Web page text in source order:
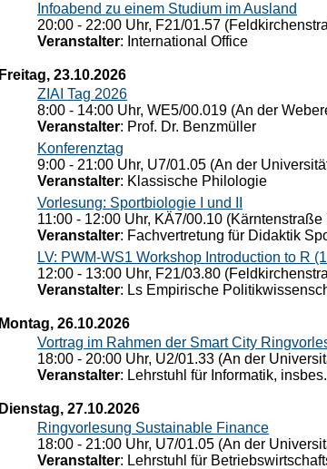
Infoabend zu einem Studium im Ausland
20:00 - 22:00 Uhr, F21/01.57
Veranstalter: International Office
Freitag, 23.10.2026
ZIAI Tag 2026
8:00 - 14:00 Uhr, WE5/00.019 (An der
Veranstalter: Prof. Dr. Benzmüller
Konferenztag
9:00 - 21:00 Uhr, U7/01.05 (An der
Veranstalter: Klassische Philologie
Vorlesung: Sportbiologie I und II
11:00 - 12:00 Uhr, KÄ7/00.10 (Kärntenstraße
Veranstalter: Fachvertretung für Didaktik
LV: PWM-WS1 Workshop Introduction to R
12:00 - 13:00 Uhr, F21/03.80
Veranstalter: Ls Empirische
Montag, 26.10.2026
Vortrag im Rahmen der Smart City
18:00 - 20:00 Uhr, U2/01.33 (An der
Veranstalter: Lehrstuhl für Informatik,
Dienstag, 27.10.2026
Ringvorlesung Sustainable Finance
18:00 - 21:00 Uhr, U7/01.05 (An der
Veranstalter: Lehrstuhl für